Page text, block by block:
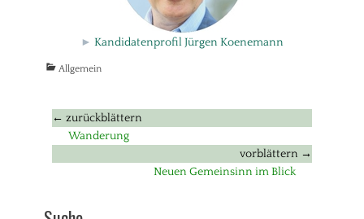
► Kandidatenprofil Jürgen Koenemann
Kategorien
Allgemein
Beitragsnavigation
← zurückblättern
Vorheriger
Wanderung
vorblättern →
Neuen Gemeinsinn im Blick